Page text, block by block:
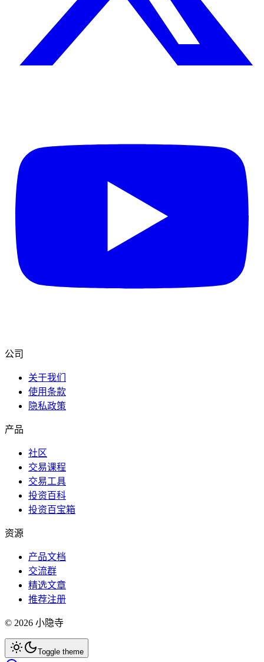
公司
关于我们
使用条款
隐私政策
产品
社区
交易课程
交易工具
投资百科
投资百宝箱
资源
产品文档
交流群
精选文章
推荐注册
© 2026 小隐寺
Toggle theme